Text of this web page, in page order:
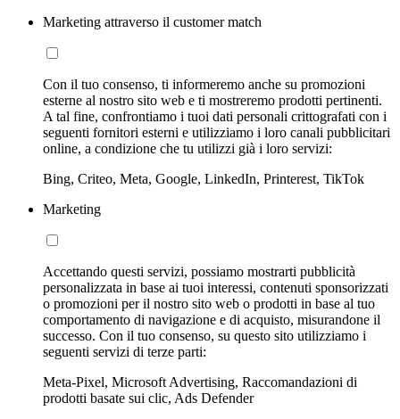
Marketing attraverso il customer match
Con il tuo consenso, ti informeremo anche su promozioni
esterne al nostro sito web e ti mostreremo prodotti pertinenti.
A tal fine, confrontiamo i tuoi dati personali crittografati con i
seguenti fornitori esterni e utilizziamo i loro canali pubblicitari
online, a condizione che tu utilizzi già i loro servizi:
Bing, Criteo, Meta, Google, LinkedIn, Printerest, TikTok
Marketing
Accettando questi servizi, possiamo mostrarti pubblicità
personalizzata in base ai tuoi interessi, contenuti sponsorizzati
o promozioni per il nostro sito web o prodotti in base al tuo
comportamento di navigazione e di acquisto, misurandone il
successo. Con il tuo consenso, su questo sito utilizziamo i
seguenti servizi di terze parti:
Meta-Pixel, Microsoft Advertising, Raccomandazioni di
prodotti basate sui clic, Ads Defender